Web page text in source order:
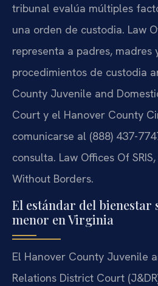
tribunal evalúa múltiples
una orden de custodia. Law
representa a padres, madres
procedimientos de custodia
County Juvenile and
Court y el Hanover County
comunicarse al (888) 437-
consulta. Law Offices Of
Without Borders.
El estándar del bienestar
menor en Virginia
El Hanover County Juvenile
Relations District Court